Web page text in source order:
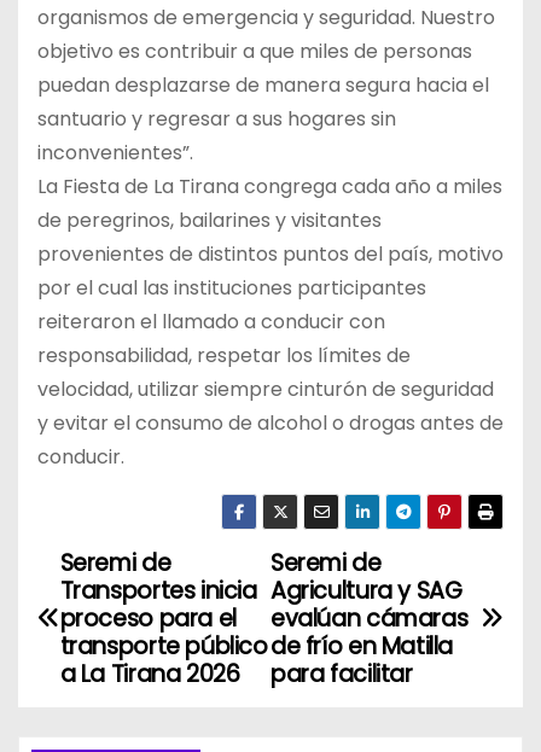
organismos de emergencia y seguridad. Nuestro
objetivo es contribuir a que miles de personas
puedan desplazarse de manera segura hacia el
santuario y regresar a sus hogares sin
inconvenientes”.
La Fiesta de La Tirana congrega cada año a miles
de peregrinos, bailarines y visitantes
provenientes de distintos puntos del país, motivo
por el cual las instituciones participantes
reiteraron el llamado a conducir con
responsabilidad, respetar los límites de
velocidad, utilizar siempre cinturón de seguridad
y evitar el consumo de alcohol o drogas antes de
conducir.
N
a
Seremi de
Agricultura y SAG
evalúan cámaras
de frío en Matilla
para facilitar
Seremi de
Transportes inicia
proceso para el
transporte público
a La Tirana 2026